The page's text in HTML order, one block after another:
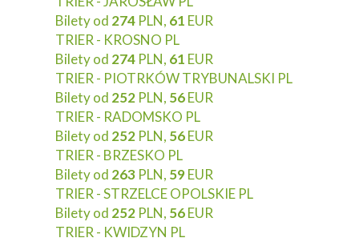
Bilety od 274 PLN, 61 EUR
TRIER - KROSNO PL
Bilety od 274 PLN, 61 EUR
TRIER - PIOTRKÓW TRYBUNALSKI PL
Bilety od 252 PLN, 56EUR
TRIER - RADOMSKO PL
Bilety od 252 PLN, 56EUR
TRIER - BRZESKO PL
Bilety od 263 PLN, 59EUR
TRIER - STRZELCE OPOLSKIE PL
Bilety od 252 PLN, 56EUR
TRIER - KWIDZYN PL